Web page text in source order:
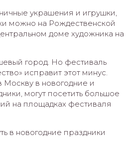
украшения и игрушки,
можно на Рождественской
доме художника на
город. Но фестиваль
исправит этот минус.
в новогодние и
могут посетить большое
на площадках фестиваля